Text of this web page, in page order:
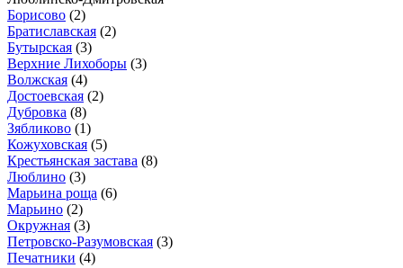
Борисово (2)
Братиславская (2)
Бутырская (3)
Верхние Лихоборы (3)
Волжская (4)
Достоевская (2)
Дубровка (8)
Зябликово (1)
Кожуховская (5)
Крестьянская застава (8)
Люблино (3)
Марьина роща (6)
Марьино (2)
Окружная (3)
Петровско-Разумовская (3)
Печатники (4)